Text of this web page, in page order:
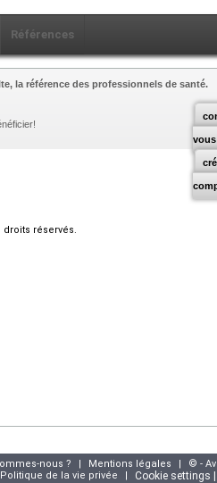
Références
vous
la référence des professionnels de santé.
droits réservés.
nous ? | Mentions légales |
© -
Politique de la vie privée | Cookie settings